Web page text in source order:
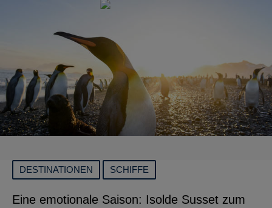
DESTINATIONEN SCHIFFE
Eine emotionale Saison: Isolde Susset zum